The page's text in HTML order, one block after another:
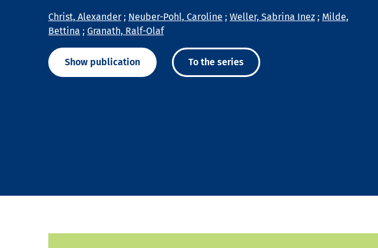
Christ, Alexander ; Neuber-Pohl, Caroline ; Weller, Sabrina Inez ; Milde,
Bettina ; Granath, Ralf-Olaf
Show publication To the series